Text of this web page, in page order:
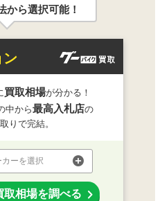
から選択可能！
ン
買取相場が分かる！
中から最高入札店の
りで完結。
ーを選択
取相場を調べる